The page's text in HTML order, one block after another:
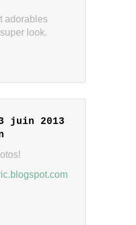
adorables
look.
juin 2013